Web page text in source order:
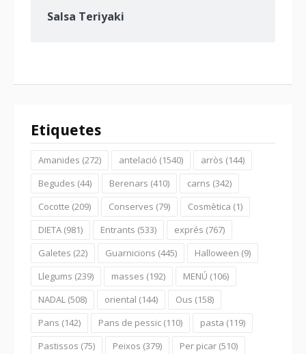
Salsa Teriyaki
Etiquetes
Amanides (272) antelació (1540) arròs (144)
Begudes (44) Berenars (410) carns (342)
Cocotte (209) Conserves (79) Cosmètica (1)
DIETA (981) Entrants (533) exprés (767)
Galetes (22) Guarnicions (445) Halloween (9)
Llegums (239) masses (192) MENÚ (106)
NADAL (508) oriental (144) Ous (158)
Pans (142) Pans de pessic (110) pasta (119)
Pastissos (75) Peixos (379) Per picar (510)